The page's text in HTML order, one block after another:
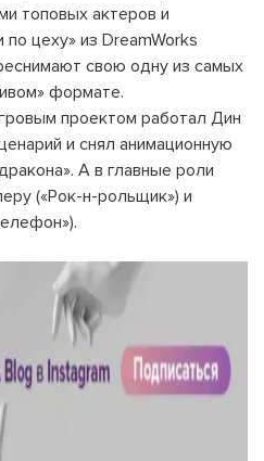
топовых актеров и
цеху» из DreamWorks
свою одну из самых
формате.
проектом работал Дин
и снял анимационную
А в главные роли
(«Рок-н-рольщик») и